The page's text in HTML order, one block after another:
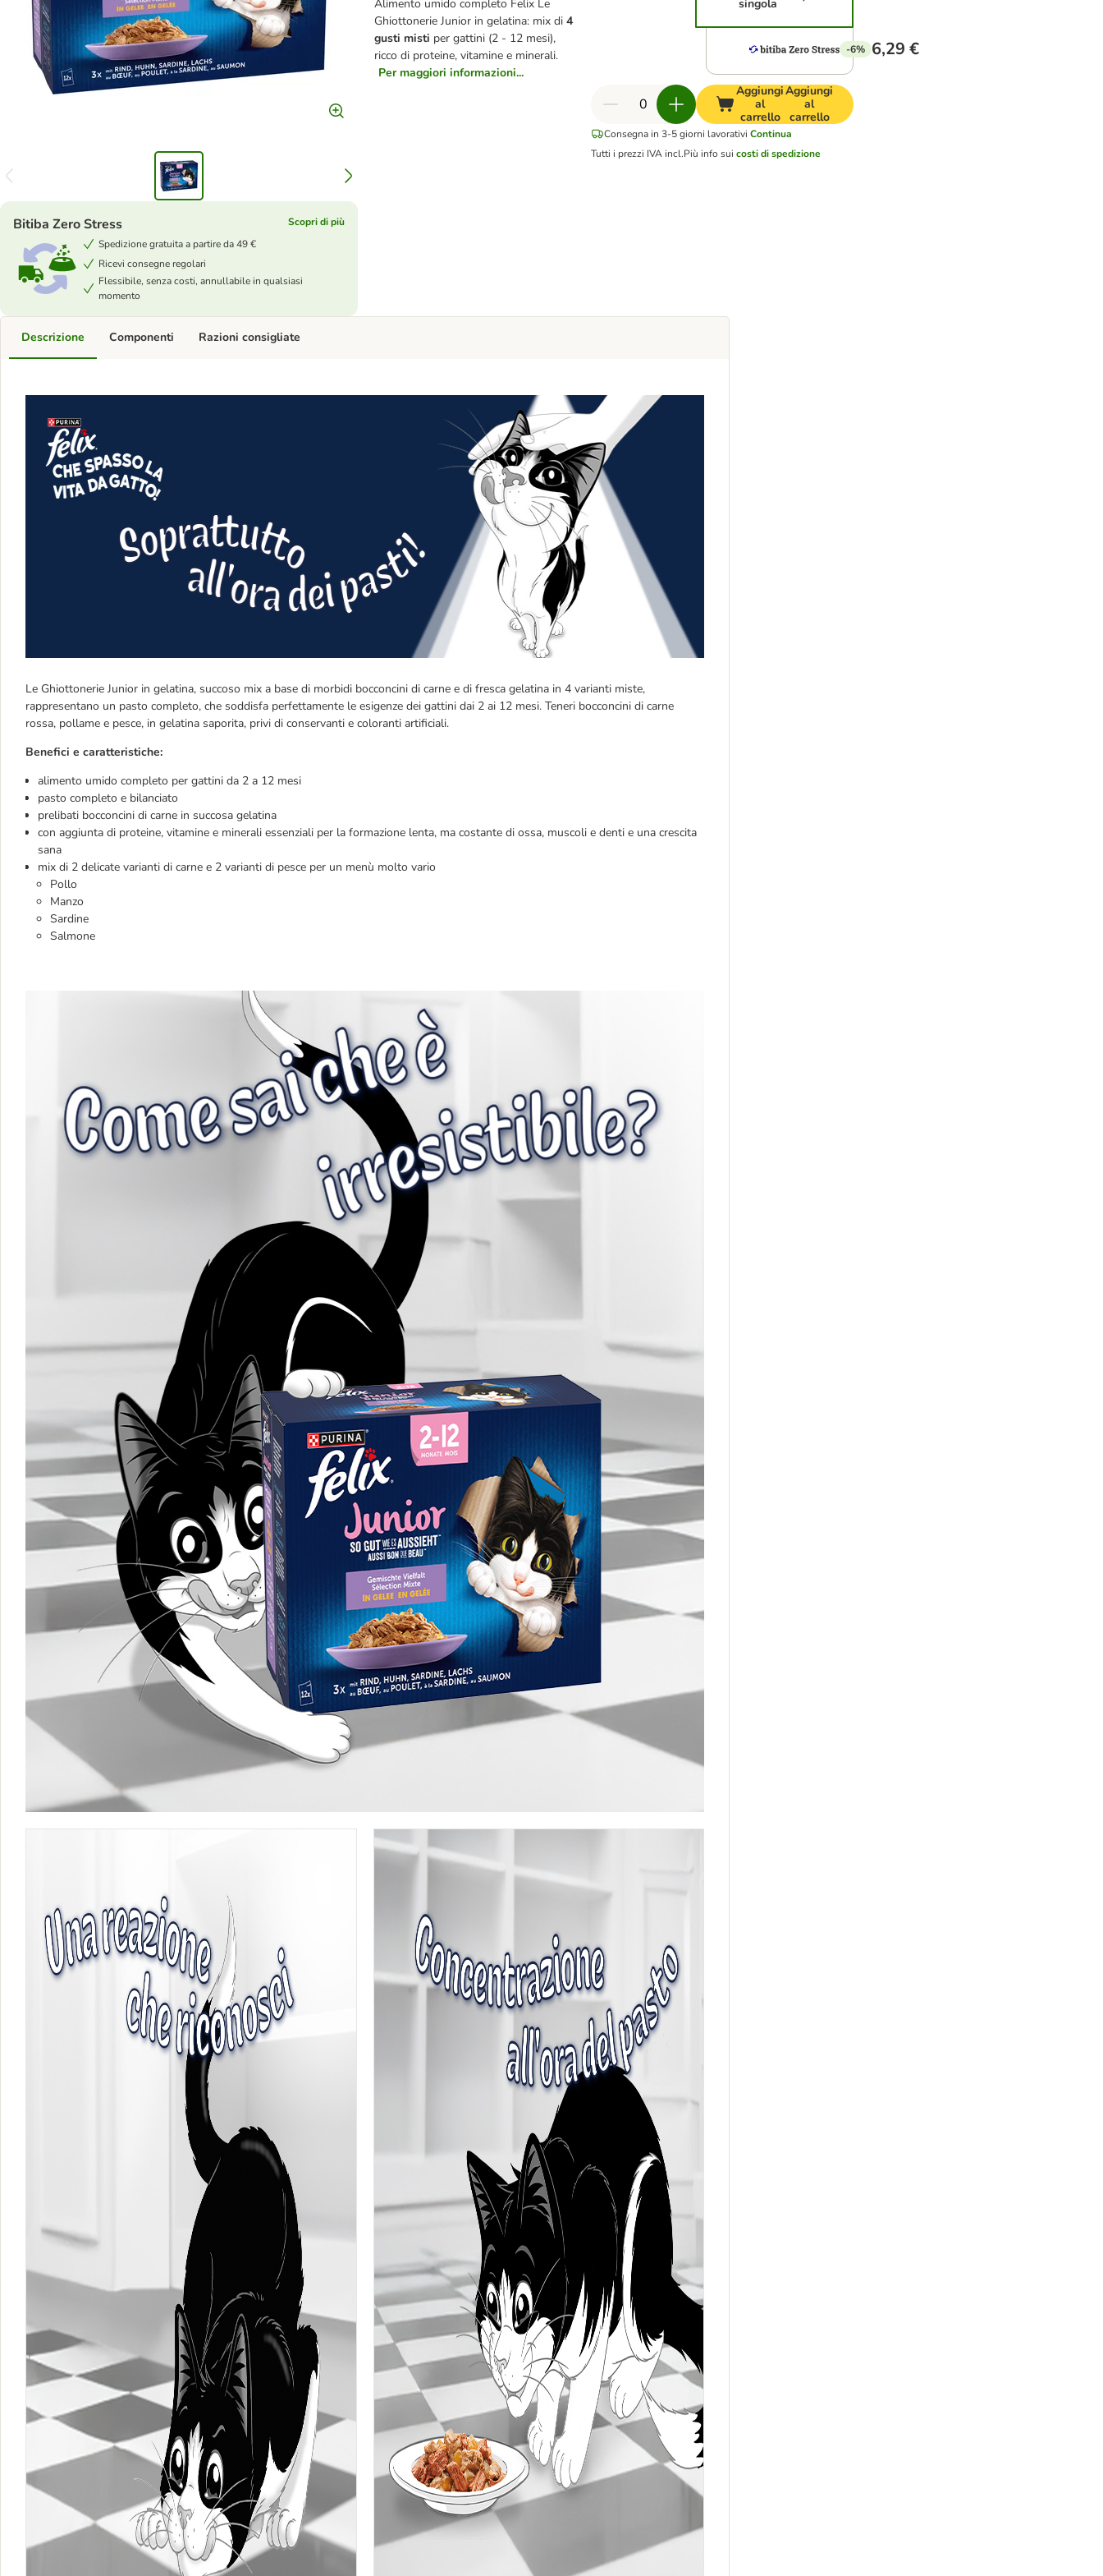
Alimento umido completo Felix Le
Ghiottonerie Junior in gelatina: mix di 4
gusti misti per gattini (2 - 12 mesi),
ricco di proteine, vitamine e minerali.
Per maggiori informazioni...
Bitiba Zero Stress
Scopri di più
Spedizione gratuita a partire da 49 €
Ricevi consegne regolari
Flessibile, senza costi, annullabile in qualsiasi
momento
singola
-6% 6,29 €
Aggiungi
al
carrello
Aggiungi
al
carrello
Consegna in 3-5 giorni lavorativi Continua
Tutti i prezzi IVA incl.Più info sui costi di spedizione
Descrizione
Le Ghiottonerie Junior in gelatina, succoso mix a base di morbidi bocconcini di carne e di fresca gelatina in 4 varianti miste,
rappresentano un pasto completo, che soddisfa perfettamente le esigenze dei gattini dai 2 ai 12 mesi. Teneri bocconcini di carne
rossa, pollame e pesce, in gelatina saporita, privi di conservanti e coloranti artificiali.
Benefici e caratteristiche:
alimento umido completo per gattini da 2 a 12 mesi
pasto completo e bilanciato
prelibati bocconcini di carne in succosa gelatina
con aggiunta di proteine, vitamine e minerali essenziali per la formazione lenta, ma costante di ossa, muscoli e denti e una crescita
sana
mix di 2 delicate varianti di carne e 2 varianti di pesce per un menù molto vario
Pollo
Manzo
Sardine
Salmone
Componenti Razioni consigliate